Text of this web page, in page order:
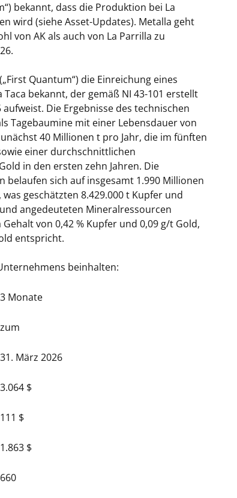
bekannt, dass die Produktion bei La
wird (siehe Asset-Updates). Metalla geht
von AK als auch von La Parrilla zu
Quantum“) die Einreichung eines
bekannt, der gemäß NI 43-101 erstellt
Die Ergebnisse des technischen
Tagebaumine mit einer Lebensdauer von
40 Millionen t pro Jahr, die im fünften
einer durchschnittlichen
in den ersten zehn Jahren. Die
sich auf insgesamt 1.990 Millionen
geschätzten 8.429.000 t Kupfer und
angedeuteten Mineralressourcen
von 0,42 % Kupfer und 0,09 g/t Gold,
entspricht.
beinhalten:
3 Monate
zum
31. März 2026
3.064 $
111 $
1.863 $
660